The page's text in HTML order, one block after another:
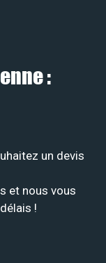
:
un devis
et nous vous
!